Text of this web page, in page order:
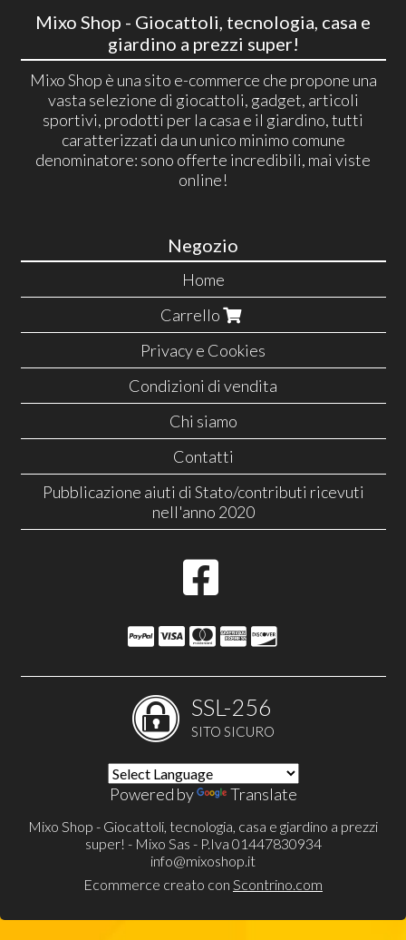
Mixo Shop - Giocattoli, tecnologia, casa e
giardino a prezzi super!
Mixo Shop è una sito e-commerce che propone una
vasta selezione di giocattoli, gadget, articoli
sportivi, prodotti per la casa e il giardino, tutti
caratterizzati da un unico minimo comune
denominatore: sono offerte incredibili, mai viste
online!
Negozio
Home
Carrello
Privacy e Cookies
Condizioni di vendita
Chi siamo
Contatti
Pubblicazione aiuti di Stato/contributi ricevuti
nell'anno 2020
SSL-256
SITO SICURO
Powered by Translate
Mixo Shop - Giocattoli, tecnologia, casa e giardino a prezzi
super! - Mixo Sas - P.Iva 01447830934
info@mixoshop.it
Ecommerce creato con Scontrino.com